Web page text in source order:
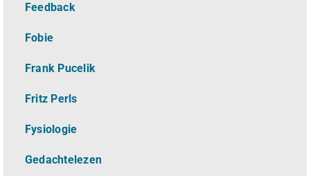
Feedback
Fobie
Frank Pucelik
Fritz Perls
Fysiologie
Gedachtelezen